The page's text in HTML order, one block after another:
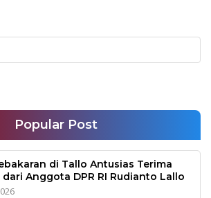
Popular Post
di Tallo Antusias Terima
Anggota DPR RI Rudianto Lallo